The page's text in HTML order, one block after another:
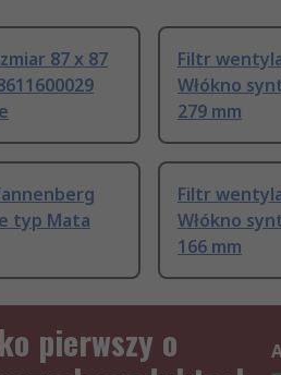
87 x 87
Filtr
Włókno
279 mm
typ Mata
Filtr
Włókno
166 mm
pierwszy o